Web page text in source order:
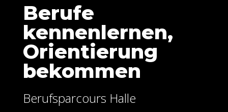
Berufe
kennenlernen,
Orientierung
bekommen
Berufsparcours Halle